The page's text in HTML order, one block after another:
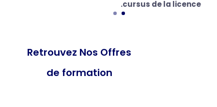
cursus de la licence.
Retrouvez Nos Offres
de formation